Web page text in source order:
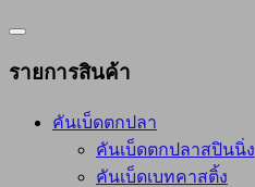
Catalog
รายการสินค้า
คันเบ็ดตกปลา
คันเบ็ดตกปลาสปินนิ่ง
คันเบ็ดเบทคาสติ้ง